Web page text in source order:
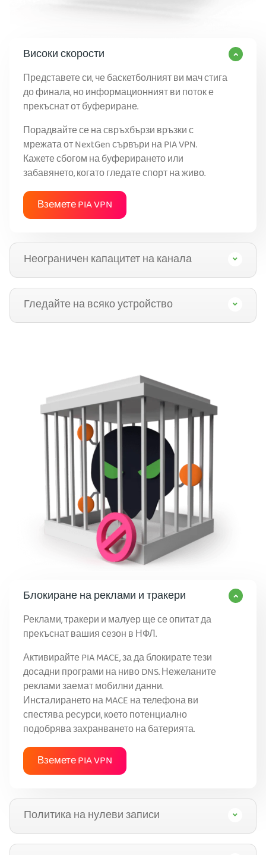
Високи скорости
Представете си, че баскетболният ви мач стига
до финала, но информационният ви поток е
прекъснат от буфериране.
Порадвайте се на свръхбързи връзки с
мрежата от NextGen сървъри на PIA VPN.
Кажете сбогом на буферирането или
забавянето, когато гледате спорт на живо.
Вземете PIA VPN
Неограничен капацитет на канала
Гледайте на всяко устройство
Блокиране на реклами и тракери
Реклами, тракери и малуер ще се опитат да
прекъснат вашия сезон в НФЛ.
Активирайте PIA MACE, за да блокирате тези
досадни програми на ниво DNS. Нежеланите
реклами заемат мобилни данни.
Инсталирането на MACE на телефона ви
спестява ресурси, което потенциално
подобрява захранването на батерията.
Вземете PIA VPN
Политика на нулеви записи